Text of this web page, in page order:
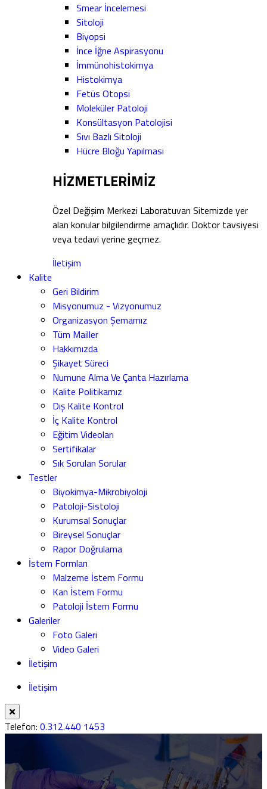
Smear İncelemesi
Sitoloji
Biyopsi
İnce İğne Aspirasyonu
İmmünohistokimya
Histokimya
Fetüs Otopsi
Moleküler Patoloji
Konsültasyon Patolojisi
Sıvı Bazlı Sitoloji
Hücre Bloğu Yapılması
HİZMETLERİMİZ
Özel Değişim Merkezi Laboratuvarı Sitemizde yer
alan konular bilgilendirme amaçlıdır. Doktor tavsiyesi
veya tedavi yerine geçmez.
İletişim
Kalite
Geri Bildirim
Misyonumuz - Vizyonumuz
Organizasyon Şemamız
Tüm Mailler
Hakkımızda
Şikayet Süreci
Numune Alma Ve Çanta Hazırlama
Kalite Politikamız
Dış Kalite Kontrol
İç Kalite Kontrol
Eğitim Videoları
Sertifikalar
Sık Sorulan Sorular
Testler
Biyokimya-Mikrobiyoloji
Patoloji-Sistoloji
Kurumsal Sonuçlar
Bireysel Sonuçlar
Rapor Doğrulama
İstem Formları
Malzeme İstem Formu
Kan İstem Formu
Patoloji İstem Formu
Galeriler
Foto Galeri
Video Galeri
İletişim
İletişim
Telefon: 0.312.440 1453